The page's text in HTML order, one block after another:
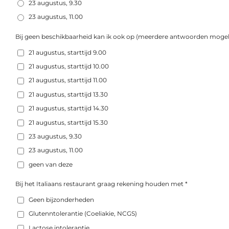
23 augustus, 9.30
23 augustus, 11.00
Bij geen beschikbaarheid kan ik ook op (meerdere antwoorden
21 augustus, starttijd 9.00
21 augustus, starttijd 10.00
21 augustus, starttijd 11.00
21 augustus, starttijd 13.30
21 augustus, starttijd 14.30
21 augustus, starttijd 15.30
23 augustus, 9.30
23 augustus, 11.00
geen van deze
Bij het Italiaans restaurant graag rekening houden met *
Geen bijzonderheden
Glutenntolerantie (Coeliakie, NCGS)